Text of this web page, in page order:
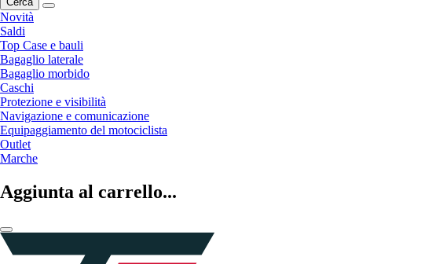
Novità
Saldi
Top Case e bauli
Bagaglio laterale
Bagaglio morbido
Caschi
Protezione e visibilità
Navigazione e comunicazione
Equipaggiamento del motociclista
Outlet
Marche
Aggiunta al carrello...